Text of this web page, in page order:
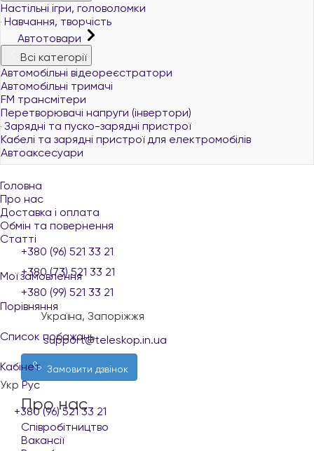
Настільні ігри, головоломки
Навчання, творчість
Автотовари
Всі категорії
Автомобільні відеореєстратори
Автомобільні тримачі
FM трансмітери
Перетворювачі напруги (інвертори)
Зарядні та пуско-зарядні пристрої
Кабелі та зарядні пристрої для електромобілів
Автоаксесуари
Головна
Про нас
Доставка і оплата
Обмін та повернення
Статті
Мої замовлення
Порівняння
Список побажань
Кабінет
Укр Рус
+380 (96) 521 33 21
+380 (96) 521 33 21
+380 (73) 521 33 21
+380 (99) 521 33 21
Україна, Запоріжжя
support@teleskop.in.ua
Замовити дзвінок
Про нас
Співробітництво
Вакансії